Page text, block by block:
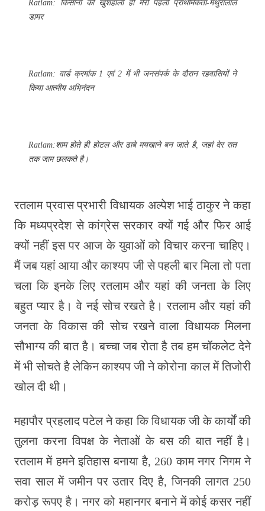
Ratlam: किसानों की खुशहाली ही मेरी पहली प्राथमिकता-मथुरालाल
डामर
Ratlam: वार्ड क्रमांक 1 एवं 2 में भी जनसंपर्क के दौरान रहवासियों ने
किया आत्मीय अभिनंदन
Ratlam:शाम होते ही होटल और ढाबे मयखाने बन जाते है, जहां देर रात
तक जाम छलकते है।
रतलाम प्रवास प्रभारी विधायक अल्पेश भाई ठाकुर ने कहा
कि मध्यप्रदेश से कांग्रेस सरकार क्यों गई और फिर आई
क्यों नहीं इस पर आज के युवाओं को विचार करना चाहिए।
मैं जब यहां आया और काश्यप जी से पहली बार मिला तो पता
चला कि इनके लिए रतलाम और यहां की जनता के लिए
बहुत प्यार है। वे नई सोच रखते है। रतलाम और यहां की
जनता के विकास की सोच रखने वाला विधायक मिलना
सौभाग्य की बात है। बच्चा जब रोता है तब हम चॉकलेट देने
में भी सोचते है लेकिन काश्यप जी ने कोरोना काल में तिजोरी
खोल दी थी।
महापौर प्रहलाद पटेल ने कहा कि विधायक जी के कार्यों की
तुलना करना विपक्ष के नेताओं के बस की बात नहीं है।
रतलाम में हमने इतिहास बनाया है, 260 काम नगर निगम ने
सवा साल में जमीन पर उतार दिए है, जिनकी लागत 250
करोड़ रूपए है। नगर को महानगर बनाने में कोई कसर नहीं